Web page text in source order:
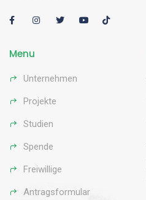
Menu
Unternehmen
Projekte
Studien
Spende
Freiwillige
Antragsformular